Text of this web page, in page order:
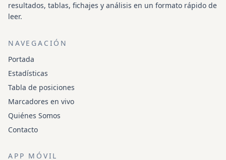
resultados, tablas, fichajes y análisis en un formato rápido de
leer.
NAVEGACIÓN
Portada
Estadísticas
Tabla de posiciones
Marcadores en vivo
Quiénes Somos
Contacto
APP MÓVIL